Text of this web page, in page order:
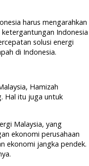
harus mengarahkan
Indonesia
solusi energi
di Indonesia.
Hamizah
Hal itu juga untuk
Malaysia, yang
ekonomi perusahaan
ekonomi jangka pendek.